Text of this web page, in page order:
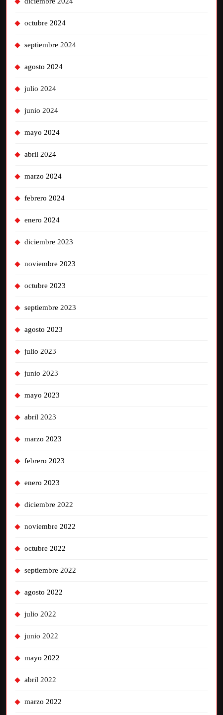
octubre 2024
septiembre 2024
agosto 2024
julio 2024
junio 2024
mayo 2024
abril 2024
marzo 2024
febrero 2024
enero 2024
diciembre 2023
noviembre 2023
octubre 2023
septiembre 2023
agosto 2023
julio 2023
junio 2023
mayo 2023
abril 2023
marzo 2023
febrero 2023
enero 2023
diciembre 2022
noviembre 2022
octubre 2022
septiembre 2022
agosto 2022
julio 2022
junio 2022
mayo 2022
abril 2022
marzo 2022